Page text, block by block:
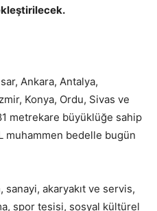
Ankara, Antalya,
Konya, Ordu, Sivas ve
metrekare büyüklüğe sahip
muhammen bedelle bugün
akaryakıt ve servis,
spor tesisi, sosyal kültürel